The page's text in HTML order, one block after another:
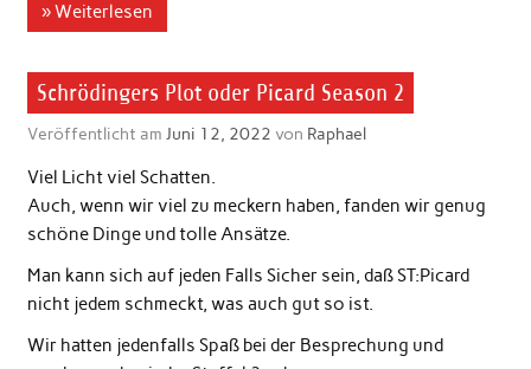
» Weiterlesen
Schrödingers Plot oder Picard Season 2
Veröffentlicht am Juni 12, 2022 von Raphael
Viel Licht viel Schatten.
Auch, wenn wir viel zu meckern haben, fanden wir genug
schöne Dinge und tolle Ansätze.
Man kann sich auf jeden Falls Sicher sein, daß ST:Picard
nicht jedem schmeckt, was auch gut so ist.
Wir hatten jedenfalls Spaß bei der Besprechung und